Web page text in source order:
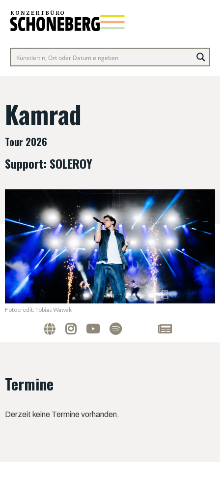
Kamrad
Tour 2026
Support: SOLEROY
Fotocredit: Tobias Wawak
Termine
Derzeit keine Termine vorhanden.